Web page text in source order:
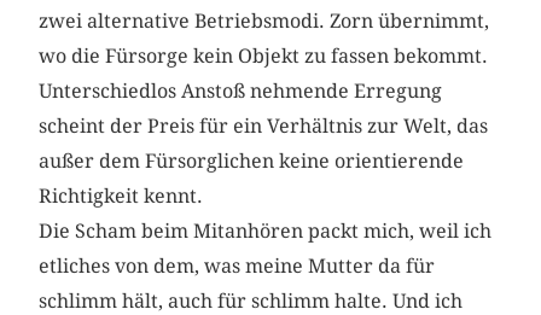
zwei alternative Betriebsmodi. Zorn übernimmt,
wo die Fürsorge kein Objekt zu fassen bekommt.
Unterschiedlos Anstoß nehmende Erregung
scheint der Preis für ein Verhältnis zur Welt, das
außer dem Fürsorglichen keine orientierende
Richtigkeit kennt.
Die Scham beim Mitanhören packt mich, weil ich
etliches von dem, was meine Mutter da für
schlimm hält, auch für schlimm halte. Und ich